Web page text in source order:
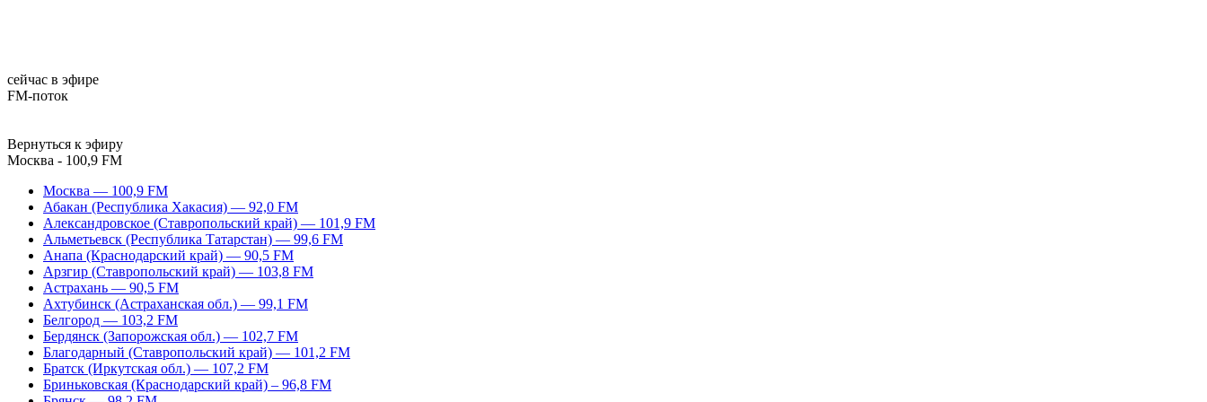
сейчас в эфире
FM-поток
Вернуться к эфиру
Москва - 100,9 FM
Москва — 100,9 FM
Абакан (Республика Хакасия) — 92,0 FM
Александровское (Ставропольский край) — 101,9 FM
Альметьевск (Республика Татарстан) — 99,6 FM
Анапа (Краснодарский край) — 90,5 FM
Арзгир (Ставропольский край) — 103,8 FM
Астрахань — 90,5 FM
Ахтубинск (Астраханская обл.) — 99,1 FM
Белгород — 103,2 FM
Бердянск (Запорожская обл.) — 102,7 FM
Благодарный (Ставропольский край) — 101,2 FM
Братск (Иркутская обл.) — 107,2 FM
Бриньковская (Краснодарский край) – 96,8 FM